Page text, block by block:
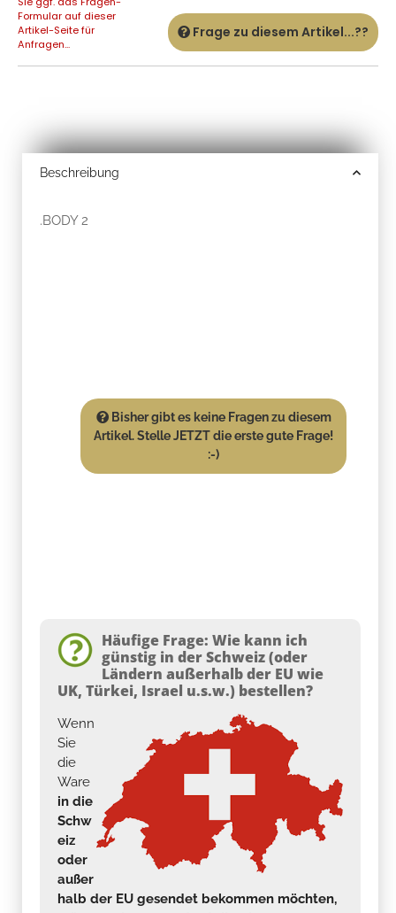
Formular auf dieser
Artikel-Seite für
Anfragen...
Frage zu diesem Artikel...??
Beschreibung
.BODY 2
Bisher gibt es keine Fragen zu diesem
Artikel. Stelle JETZT die erste gute Frage!
:-)
Häufige Frage: Wie kann ich
günstig in der Schweiz (oder
Ländern außerhalb der EU wie
UK, Türkei, Israel u.s.w.) bestellen?
Wenn
Sie
die
Ware
in die
Schw
eiz
oder
außer
halb der EU gesendet bekommen möchten,